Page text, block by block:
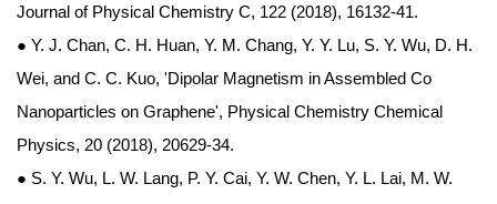
Journal of Physical Chemistry C, 122 (2018), 16132-41.
● Y. J. Chan, C. H. Huan, Y. M. Chang, Y. Y. Lu, S. Y. Wu, D. H.
Wei, and C. C. Kuo, 'Dipolar Magnetism in Assembled Co
Nanoparticles on Graphene', Physical Chemistry Chemical
Physics, 20 (2018), 20629-34.
● S. Y. Wu, L. W. Lang, P. Y. Cai, Y. W. Chen, Y. L. Lai, M. W.